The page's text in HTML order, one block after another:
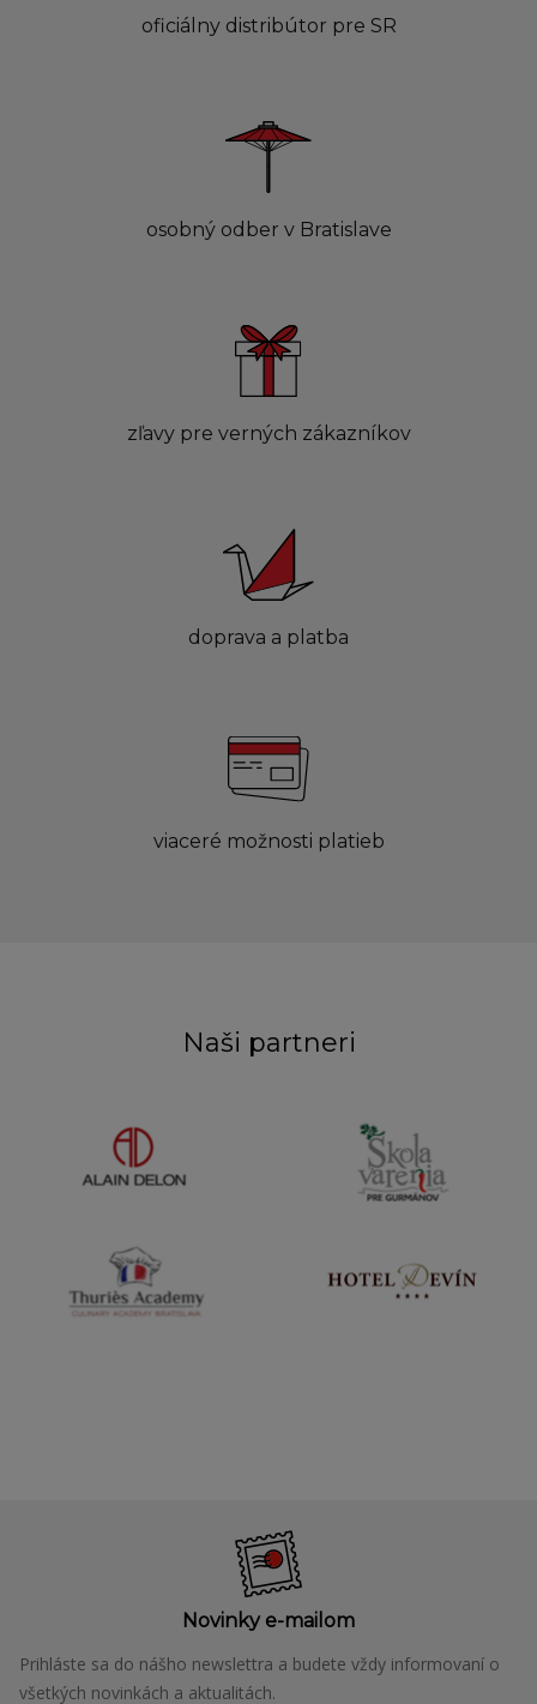
oficiálny distribútor pre SR
osobný odber v Bratislave
zľavy pre verných zákazníkov
doprava a platba
viaceré možnosti platieb
Naši partneri
Novinky e-mailom
Prihláste sa do nášho newslettra a budete vždy informovaní o
všetkých novinkách a aktualitách.